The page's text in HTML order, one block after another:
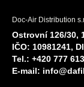
Doc-Air Distribution
Ostrovní 126/30,
IČO: 10981241,
Tel.: +420 777
E-mail: